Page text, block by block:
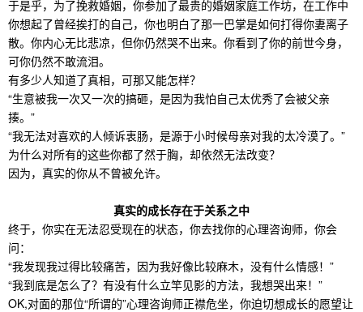
于是乎，为了挽救婚姻，你参加了最贵的婚姻家庭工作坊，在工作中
你想起了曾经挨打的自己，你也明白了那一巴掌是如何打得你妻离子
散。你内心无比悲凉，但你仍然哭不出来。你看到了你的前世今身，
可你仍然不敢流泪。
有多少人知道了真相，可那又能怎样？
“生意被我一次又一次的搞砸，是因为我怕自己太优秀了会被父亲
揍。”
“我无法对喜欢的人倾诉衷肠，是源于小时候母亲对我的太冷漠了。”
为什么对所有的这些你都了然于胸，却依然无法改变？
因为，真实的你从不曾被允许。
真实的成长存在于关系之中
终于，你实在无法忍受现在的状态，你去找你的心理咨询师，你会
问：
“我发现我过得比较痛苦，因为我好像比较麻木，没有什么情感！”
“我到底是怎么了？有没有什么立竿见影的方法，我想哭出来！”
OK,对面的那位“所谓的”心理咨询师正襟危坐，你迫切想成长的愿望让